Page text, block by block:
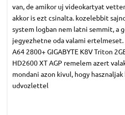
van, de amikor uj videokartyat
akkor is ezt csinalta. kozelebbit
system logban nem latni semmit, a
jegyezhetne oda valami ertelmeset.
A64 2800+ GIGABYTE K8V Triton
HD2600 XT AGP remelem azert
mondani azon kivul, hogy
udvozlettel